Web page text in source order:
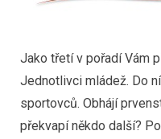
Jako třetí v pořadí Vám
Jednotlivci mládež. Do
sportovců. Obhájí
překvapí někdo další?